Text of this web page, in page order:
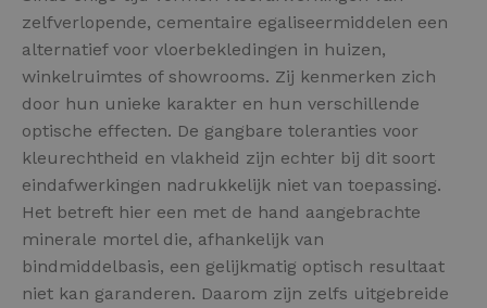
zelfverlopende, cementaire egaliseermiddelen een
alternatief voor vloerbekledingen in huizen,
winkelruimtes of showrooms. Zij kenmerken zich
door hun unieke karakter en hun verschillende
optische effecten. De gangbare toleranties voor
kleurechtheid en vlakheid zijn echter bij dit soort
eindafwerkingen nadrukkelijk niet van toepassing.
Het betreft hier een met de hand aangebrachte
minerale mortel die, afhankelijk van
bindmiddelbasis, een gelijkmatig optisch resultaat
niet kan garanderen. Daarom zijn zelfs uitgebreide